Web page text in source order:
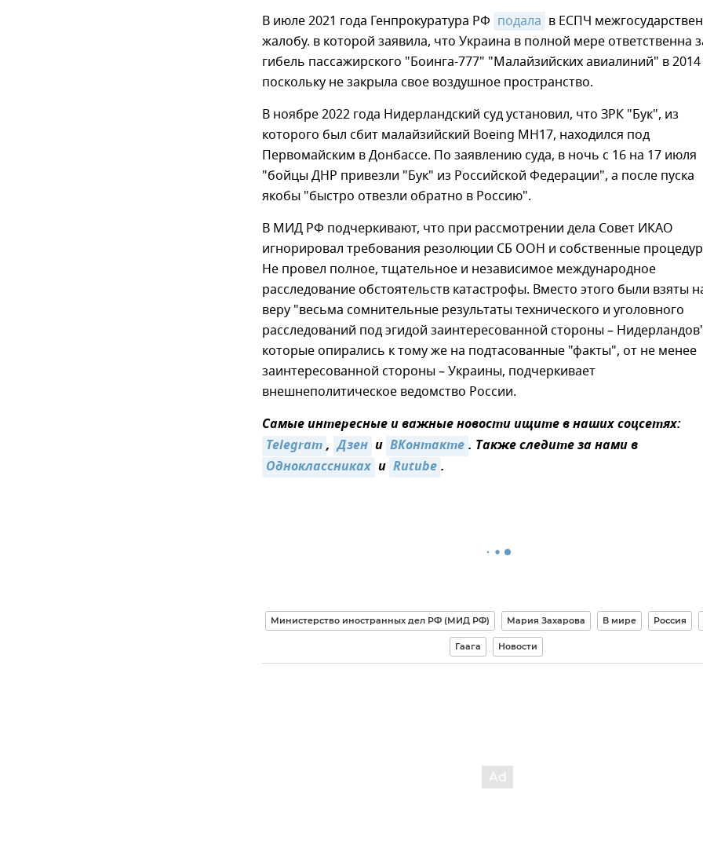
В июле 2021 года Генпрокуратура РФ подала в ЕСПЧ
жалобу. в которой заявила, что Украина в полной мере ответственна
гибель пассажирского "Боинга-777" "Малайзийских авиалиний" в 2014
поскольку не закрыла свое воздушное пространство.
В ноябре 2022 года Нидерландский суд установил, что ЗРК "Бук", из
которого был сбит малайзийский Boeing MH17, находился под
Первомайским в Донбассе. По заявлению суда, в ночь с 16 на 17 июля
"бойцы ДНР привезли "Бук" из Российской Федерации", а после пуска
якобы "быстро отвезли обратно в Россию".
В МИД РФ подчеркивают, что при рассмотрении дела Совет ИКАО
игнорировал требования резолюции СБ ООН и собственные
Не провел полное, тщательное и независимое международное
расследование обстоятельств катастрофы. Вместо этого были взяты
веру "весьма сомнительные результаты технического и уголовного
расследований под эгидой заинтересованной стороны –
которые опирались к тому же на подтасованные "факты", от не менее
заинтересованной стороны – Украины, подчеркивает
внешнеполитическое ведомство России.
Самые интересные и важные новости ищите в наших соцсетях:
Telegram, Дзен и ВКонтакте. Также следите за нами в
Одноклассниках и Rutube.
Министерство иностранных дел РФ (МИД РФ) Мария Захарова В мире Россия
Гаага Новости